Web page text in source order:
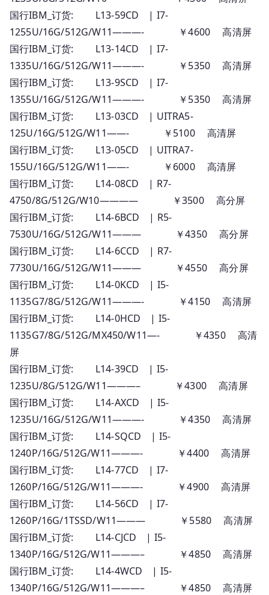
国行IBM_订货: L13-59CD | I7-
1255U/16G/512G/W11———- ￥4600 高清屏
国行IBM_订货: L13-14CD | I7-
1335U/16G/512G/W11———- ￥5350 高清屏
国行IBM_订货: L13-9SCD | I7-
1355U/16G/512G/W11———- ￥5350 高清屏
国行IBM_订货: L13-03CD | UITRA5-
125U/16G/512G/W11——- ￥5100 高清屏
国行IBM_订货: L13-05CD | UITRA7-
155U/16G/512G/W11——- ￥6000 高清屏
国行IBM_订货: L14-08CD | R7-
4750/8G/512G/W10———— ￥3500 高分屏
国行IBM_订货: L14-6BCD | R5-
7530U/16G/512G/W11——— ￥4350 高分屏
国行IBM_订货: L14-6CCD | R7-
7730U/16G/512G/W11——— ￥4550 高分屏
国行IBM_订货: L14-0KCD | I5-
1135G7/8G/512G/W11———- ￥4150 高清屏
国行IBM_订货: L14-0HCD | I5-
1135G7/8G/512G/MX450/W11—- ￥4350 高清
屏
国行IBM_订货: L14-39CD | I5-
1235U/8G/512G/W11———– ￥4300 高清屏
国行IBM_订货: L14-AXCD | I5-
1235U/16G/512G/W11———- ￥4350 高清屏
国行IBM_订货: L14-SQCD | I5-
1240P/16G/512G/W11———- ￥4400 高清屏
国行IBM_订货: L14-77CD | I7-
1260P/16G/512G/W11———- ￥4900 高清屏
国行IBM_订货: L14-56CD | I7-
1260P/16G/1TSSD/W11——— ￥5580 高清屏
国行IBM_订货: L14-CJCD | I5-
1340P/16G/512G/W11———– ￥4850 高清屏
国行IBM_订货: L14-4WCD | I5-
1340P/16G/512G/W11———– ￥4850 高清屏